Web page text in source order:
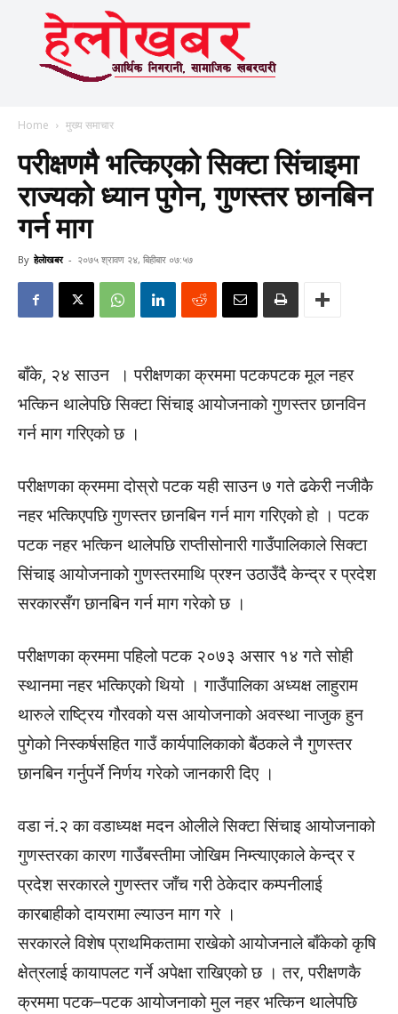
Home मुख्य समाचार
परीक्षणमै भत्किएको सिक्टा सिंचाइमा
राज्यको ध्यान पुगेन, गुणस्तर छानबिन
गर्न माग
By हेलाेखबर - २०७५ श्रावण २४, बिहीबार ०७:५७
बाँके, २४ साउन । परीक्षणका क्रममा पटकपटक मूल नहर
भत्किन थालेपछि सिक्टा सिंचाइ आयोजनाको गुणस्तर छानविन
गर्न माग गरिएको छ ।
परीक्षणका क्रममा दोस्रो पटक यही साउन ७ गते ढकेरी नजीकै
नहर भत्किएपछि गुणस्तर छानबिन गर्न माग गरिएको हो । पटक
पटक नहर भत्किन थालेपछि राप्तीसोनारी गाउँपालिकाले सिक्टा
सिंचाइ आयोजनाको गुणस्तरमाथि प्रश्न उठाउँदै केन्द्र र प्रदेश
सरकारसँग छानबिन गर्न माग गरेको छ ।
परीक्षणका क्रममा पहिलो पटक २०७३ असार १४ गते सोही
स्थानमा नहर भत्किएको थियो । गाउँपालिका अध्यक्ष लाहुराम
थारुले राष्ट्रिय गौरवको यस आयोजनाको अवस्था नाजुक हुन
पुगेको निस्कर्षसहित गाउँ कार्यपालिकाको बैंठकले नै गुणस्तर
छानबिन गर्नुपर्ने निर्णय गरेको जानकारी दिए ।
वडा नं.२ का वडाध्यक्ष मदन ओलीले सिक्टा सिंचाइ आयोजनाको
गुणस्तरका कारण गाउँबस्तीमा जोखिम निम्त्याएकाले केन्द्र र
प्रदेश सरकारले गुणस्तर जाँच गरी ठेकेदार कम्पनीलाई
कारबाहीको दायरामा ल्याउन माग गरे ।
सरकारले विशेष प्राथमिकतामा राखेको आयोजनाले बाँकेको कृषि
क्षेत्रलाई कायापलट गर्ने अपेक्षा राखिएको छ । तर, परीक्षणकै
क्रममा पटक–पटक आयोजनाको मुल नहर भत्किन थालेपछि